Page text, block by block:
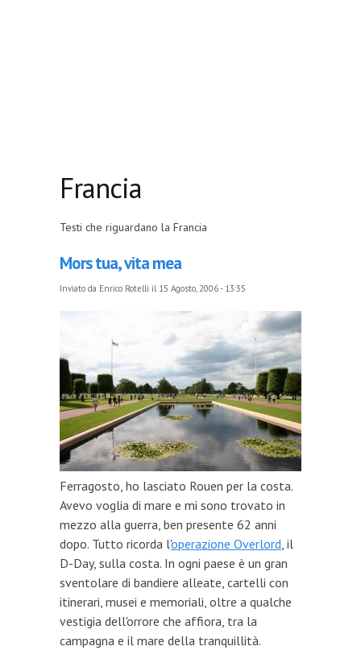
Francia
Testi che riguardano la Francia
Mors tua, vita mea
Inviato da Enrico Rotelli il 15 Agosto, 2006 - 13:35
Ferragosto, ho lasciato Rouen per la costa.
Avevo voglia di mare e mi sono trovato in
mezzo alla guerra, ben presente 62 anni
dopo. Tutto ricorda l'operazione Overlord, il
D-Day, sulla costa. In ogni paese è un gran
sventolare di bandiere alleate, cartelli con
itinerari, musei e memoriali, oltre a qualche
vestigia dell'orrore che affiora, tra la
campagna e il mare della tranquillità.